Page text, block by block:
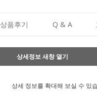
상품후기 Q & A
상세정보 새창 열기
상세 정보를 확대해 보실 수 있